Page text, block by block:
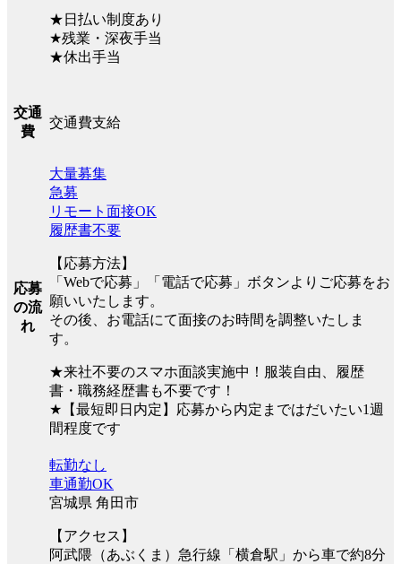
★日払い制度あり
★残業・深夜手当
★休出手当
交通
費
交通費支給
応募
の流
れ
大量募集
急募
リモート面接OK
履歴書不要
【応募方法】
「Webで応募」「電話で応募」ボタンよりご応募をお
願いいたします。
その後、お電話にて面接のお時間を調整いたしま
す。
★来社不要のスマホ面談実施中！服装自由、履歴
書・職務経歴書も不要です！
★【最短即日内定】応募から内定まではだいたい1週
間程度です
転勤なし
車通勤OK
宮城県 角田市
【アクセス】
阿武隈（あぶくま）急行線「横倉駅」から車で約8分